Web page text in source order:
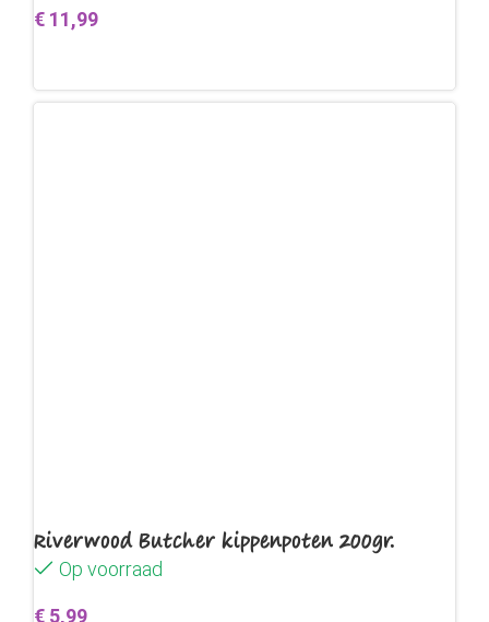
€ 11,99
Riverwood Butcher kippenpoten 200gr.
Op voorraad
€ 5,99